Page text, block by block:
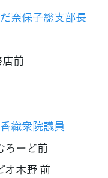
奈保子総支部長
前
織衆院議員
ーど前
木野 前